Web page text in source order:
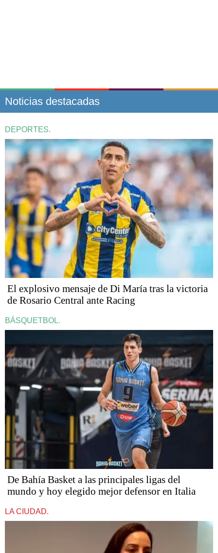
Noticias destacadas
DEPORTES.
El explosivo mensaje de Di María tras la victoria
de Rosario Central ante Racing
BÁSQUETBOL.
De Bahía Basket a las principales ligas del
mundo y hoy elegido mejor defensor en Italia
LA CIUDAD.